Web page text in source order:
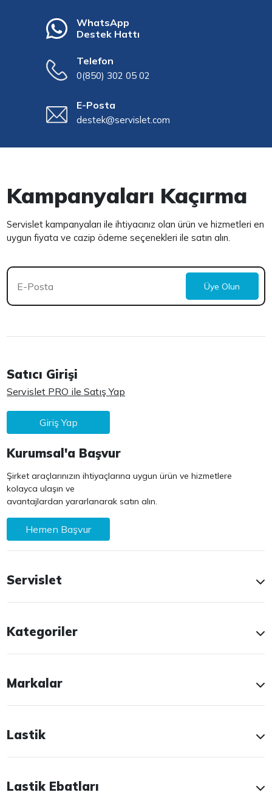
WhatsApp
Destek Hattı
Telefon
0(850) 302 05 02
E-Posta
destek@servislet.com
Kampanyaları Kaçırma
Servislet kampanyaları ile ihtiyacınız olan ürün ve hizmetleri en
uygun fiyata ve cazip ödeme seçenekleri ile satın alın.
Üye Olun
Satıcı Girişi
Servislet PRO ile Satış Yap
Giriş Yap
Kurumsal'a Başvur
Şirket araçlarınızın ihtiyaçlarına uygun ürün ve hizmetlere
kolayca ulaşın ve
avantajlardan yararlanarak satın alın.
Hemen Başvur
Servislet
Kategoriler
Markalar
Lastik
Lastik Ebatları